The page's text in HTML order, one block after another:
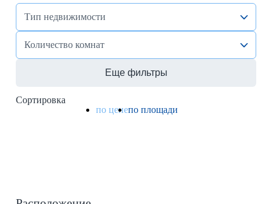
Тип недвижимости
Количество комнат
Еще фильтры
Сортировка
по ценепо площади